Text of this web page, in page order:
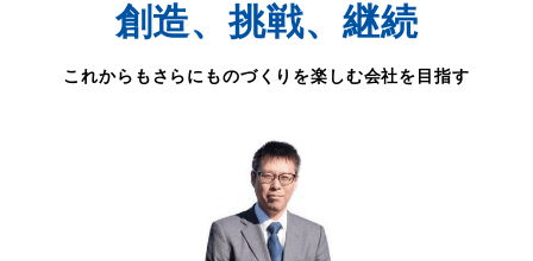
創造、挑戦、継続
これからもさらにものづくりを楽しむ会社を目指す